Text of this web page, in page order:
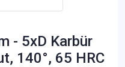
- 5xD Karbür
140°, 65 HRC